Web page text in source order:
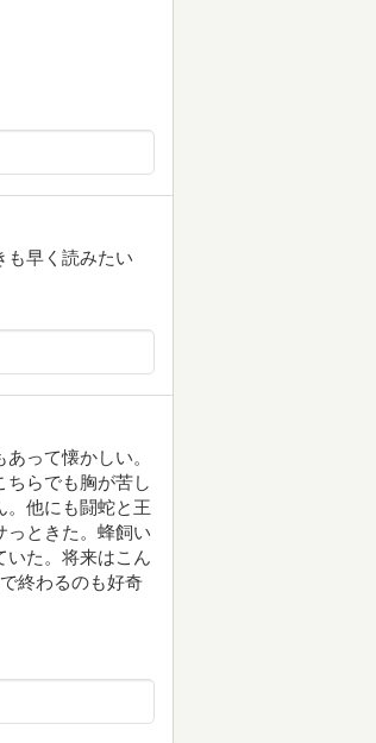
も早く読みたい
って懐かしい。
ちらでも胸が苦し
。他にも闘蛇と王
っときた。蜂飼い
いた。将来はこん
終わるのも好奇